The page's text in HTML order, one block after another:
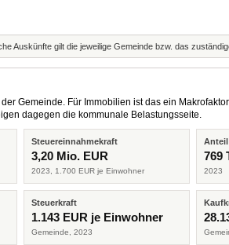
Auskünfte gilt die jeweilige Gemeinde bzw. das
Gemeinde. Für Immobilien ist das ein
dagegen die kommunale Belastungsseite.
Steuereinnahmekraft
3,20 Mio. EUR
2023, 1.700 EUR je Einwohner
769
2023
Steuerkraft
1.143 EUR je Einwohner
Gemeinde, 2023